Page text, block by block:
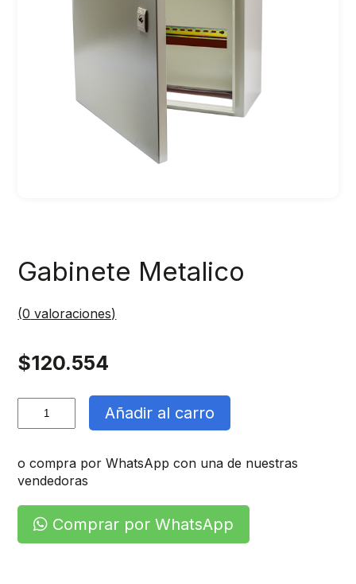
Gabinete Metalico
(0 valoraciones)
$120.554
Gabinete
Añadir al carro
o compra por WhatsApp con una de nuestras
vendedoras
Comprar por WhatsApp